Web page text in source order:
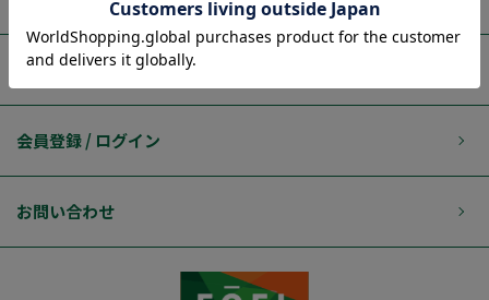
店舗検索
会員登録 / ログイン
お問い合わせ